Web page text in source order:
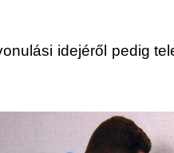
idejéről pedig